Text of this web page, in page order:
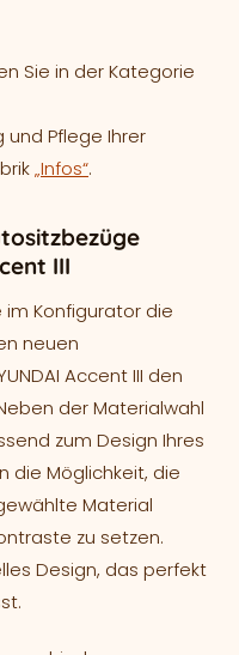
Sie in der Kategorie
und Pflege Ihrer
„Infos“.
III
Konfigurator die
neuen
Accent III den
der Materialwahl
zum Design Ihres
die Möglichkeit, die
Material
zu setzen.
Design, das perfekt